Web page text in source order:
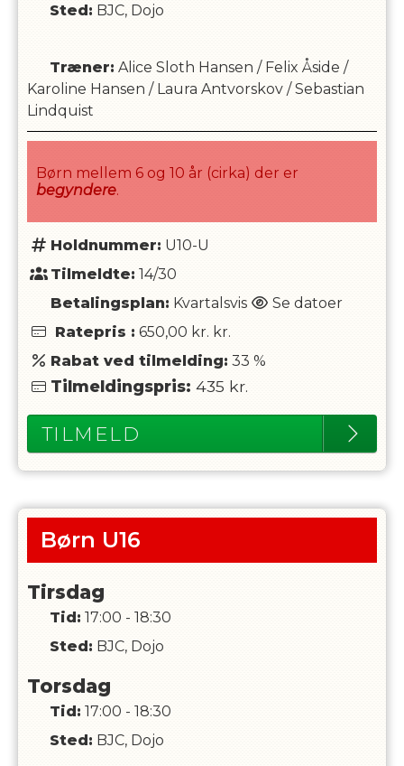
Sted: BJC, Dojo
Træner: Alice Sloth Hansen / Felix Åside /
Karoline Hansen / Laura Antvorskov /Sebastian
Lindquist
Børn mellem 6 og 10 år (cirka) der er
begyndere.
Holdnummer: U10-U
Tilmeldte: 14/30
Betalingsplan: Kvartalsvis
Se datoer
Ratepris : 650,00 kr. kr.
Rabat ved tilmelding: 33 %
Tilmeldingspris: 435 kr.
TILMELD
Børn U16
Tirsdag
Tid: 17:00 - 18:30
Sted: BJC, Dojo
Torsdag
Tid: 17:00 - 18:30
Sted: BJC, Dojo